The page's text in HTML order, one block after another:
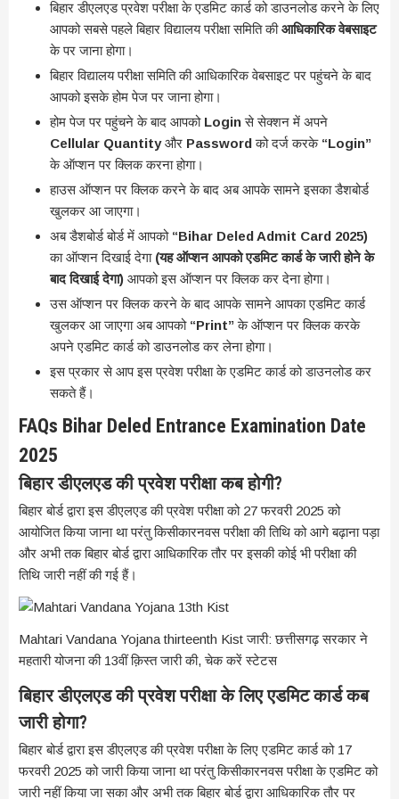
बिहार डीएलएड प्रवेश परीक्षा के एडमिट कार्ड को डाउनलोड करने के लिए
आपको सबसे पहले बिहार विद्यालय परीक्षा समिति कीआधिकारिक वेबसाइट
के पर जाना होगा।
बिहार विद्यालय परीक्षा समिति की आधिकारिक वेबसाइट पर पहुंचने के बाद
आपको इसके होम पेज पर जाना होगा।
होम पेज पर पहुंचने के बाद आपको Loginसे सेक्शन में अपने
Cellular Quantityऔर Passwordको दर्ज करके “Login”
के ऑप्शन पर क्लिक करना होगा।
हाउस ऑप्शन पर क्लिक करने के बाद अब आपके सामने इसका डैशबोर्ड
खुलकर आ जाएगा।
अब डैशबोर्ड बोर्ड में आपको “Bihar Deled Admit Card 2025)
का ऑप्शन दिखाई देगा (यह ऑप्शन आपको एडमिट कार्ड के जारी होने के
बाद दिखाई देगा) आपको इस ऑप्शन पर क्लिक कर देना होगा।
उस ऑप्शन पर क्लिक करने के बाद आपके सामने आपका एडमिट कार्ड
खुलकर आ जाएगा अब आपको “Print”के ऑप्शन पर क्लिक करके
अपने एडमिट कार्ड को डाउनलोड कर लेना होगा।
इस प्रकार से आप इस प्रवेश परीक्षा के एडमिट कार्ड को डाउनलोड कर
सकते हैं।
FAQs Bihar Deled Entrance Examination Date
2025
बिहार डीएलएड की प्रवेश परीक्षा कब होगी?
बिहार बोर्ड द्वारा इस डीएलएड की प्रवेश परीक्षा को 27 फरवरी 2025 को
आयोजित किया जाना था परंतु किसीकारनवस परीक्षा की तिथि को आगे बढ़ाना पड़ा
और अभी तक बिहार बोर्ड द्वारा आधिकारिक तौर पर इसकी कोई भी परीक्षा की
तिथि जारी नहीं की गई हैं।
Mahtari Vandana Yojana thirteenth Kist जारी: छत्तीसगढ़ सरकार ने
महतारी योजना की 13वीं क़िस्त जारी की, चेक करें स्टेटस
बिहार डीएलएड की प्रवेश परीक्षा के लिए एडमिट कार्ड कब
जारी होगा?
बिहार बोर्ड द्वारा इस डीएलएड की प्रवेश परीक्षा के लिए एडमिट कार्ड को 17
फरवरी 2025 को जारी किया जाना था परंतु किसीकारनवस परीक्षा के एडमिट को
जारी नहीं किया जा सका और अभी तक बिहार बोर्ड द्वारा आधिकारिक तौर पर